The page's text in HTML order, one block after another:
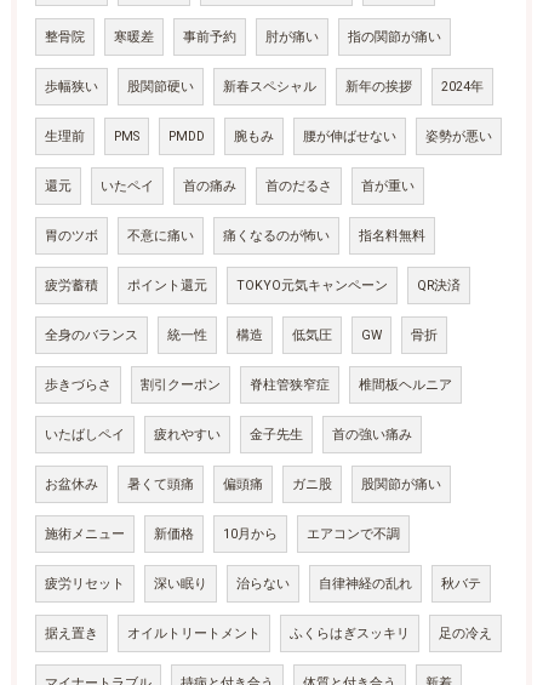
整骨院 寒暖差 事前予約 肘が痛い 指の関節が痛い
歩幅狭い 股関節硬い 新春スペシャル 新年の挨拶 2024年
生理前 PMS PMDD 腕もみ 腰が伸ばせない 姿勢が悪い
還元 いたペイ 首の痛み 首のだるさ 首が重い
胃のツボ 不意に痛い 痛くなるのが怖い 指名料無料
疲労蓄積 ポイント還元 TOKYO元気キャンペーン QR決済
全身のバランス 統一性 構造 低気圧 GW 骨折
歩きづらさ 割引クーポン 脊柱管狭窄症 椎間板ヘルニア
いたばしペイ 疲れやすい 金子先生 首の強い痛み
お盆休み 暑くて頭痛 偏頭痛 ガニ股 股関節が痛い
施術メニュー 新価格 10月から エアコンで不調
疲労リセット 深い眠り 治らない 自律神経の乱れ 秋バテ
据え置き オイルトリートメント ふくらはぎスッキリ 足の冷え